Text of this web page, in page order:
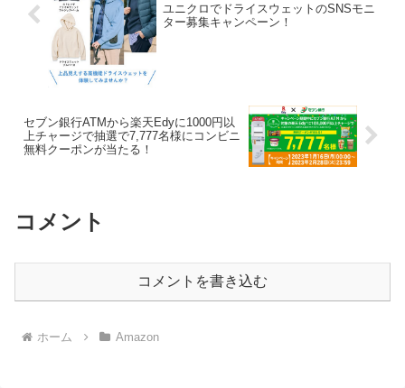
ユニクロでドライスウェットのSNSモニ
ター募集キャンペーン！
セブン銀行ATMから楽天Edyに1000円以
上チャージで抽選で7,777名様にコンビニ
無料クーポンが当たる！
コメント
コメントを書き込む
ホーム Amazon